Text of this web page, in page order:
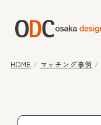
HOME / マッチング事例 /